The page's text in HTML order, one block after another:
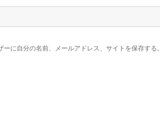
に自分の名前、メールアドレス、サイトを保存する。